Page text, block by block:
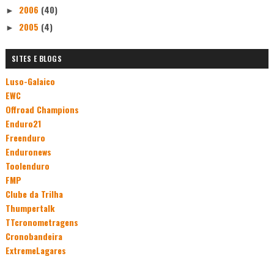
► 2006 (40)
► 2005 (4)
SITES E BLOGS
Luso-Galaico
EWC
Offroad Champions
Enduro21
Freenduro
Enduronews
Toolenduro
FMP
Clube da Trilha
Thumpertalk
TTcronometragens
Cronobandeira
ExtremeLagares